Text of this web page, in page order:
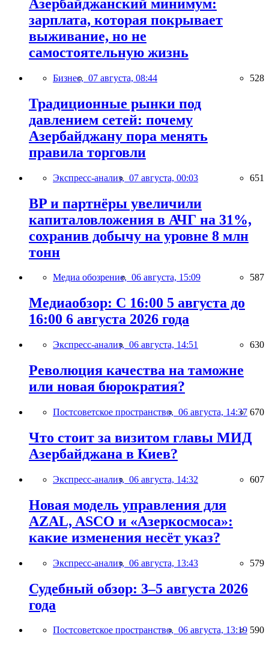
Азербайджанский минимум:
зарплата, которая покрывает
выживание, но не
самостоятельную жизнь
Бизнес, 07 августа, 08:44 528
Традиционные рынки под
давлением сетей: почему
Азербайджану пора менять
правила торговли
Экспресс-анализ, 07 августа, 00:03 651
BP и партнёры увеличили
капиталовложения в АЧГ на 31%,
сохранив добычу на уровне 8 млн
тонн
Медиа обозрение, 06 августа, 15:09 587
Медиаобзор: С 16:00 5 августа до
16:00 6 августа 2026 года
Экспресс-анализ, 06 августа, 14:51 630
Революция качества на таможне
или новая бюрократия?
Постсоветское пространство, 06 августа, 14:37 670
Что стоит за визитом главы МИД
Азербайджана в Киев?
Экспресс-анализ, 06 августа, 14:32 607
Новая модель управления для
AZAL, ASCO и «Азеркосмоса»:
какие изменения несёт указ?
Экспресс-анализ, 06 августа, 13:43 579
Судебный обзор: 3–5 августа 2026
года
Постсоветское пространство, 06 августа, 13:19 590